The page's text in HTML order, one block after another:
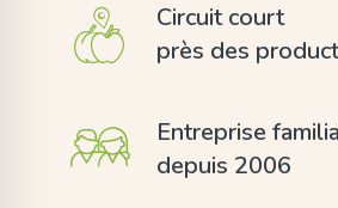
Circuit court
près des
Entreprise
depuis 2006